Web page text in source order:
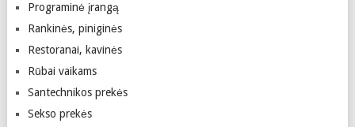
Programinė įrangą
Rankinės, piniginės
Restoranai, kavinės
Rūbai vaikams
Santechnikos prekės
Sekso prekės